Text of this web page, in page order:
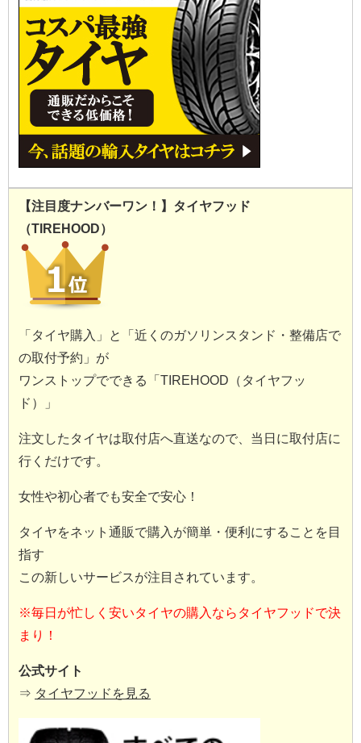
【注目度ナンバーワン！】タイヤフッド
（TIREHOOD）
「タイヤ購入」と「近くのガソリンスタンド・整備店で
の取付予約」が
ワンストップでできる「TIREHOOD（タイヤフッ
ド）」
注文したタイヤは取付店へ直送なので、当日に取付店に
行くだけです。
女性や初心者でも安全で安心！
タイヤをネット通販で購入が簡単・便利にすることを目
指す
この新しいサービスが注目されています。
※毎日が忙しく安いタイヤの購入ならタイヤフッドで決
まり！
公式サイト
⇒ タイヤフッドを見る